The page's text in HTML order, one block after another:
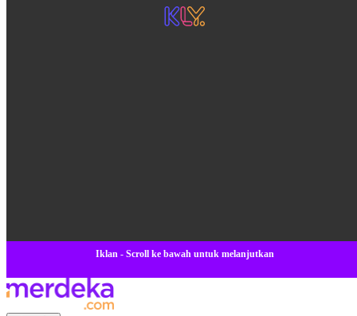
Iklan - Scroll ke bawah untuk melanjutkan